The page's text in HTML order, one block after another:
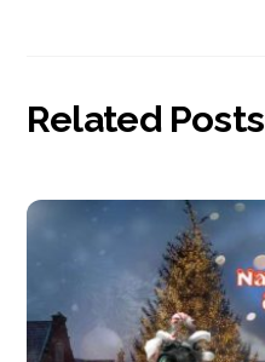
Related Posts